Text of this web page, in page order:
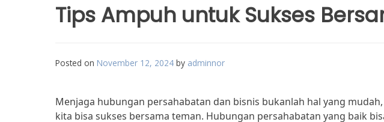
Tips Ampuh untuk Sukses
Posted on November 12, 2024 by adminnor
Menjaga hubungan persahabatan dan bisnis bukanlah hal yang
kita bisa sukses bersama teman. Hubungan persahabatan yang baik